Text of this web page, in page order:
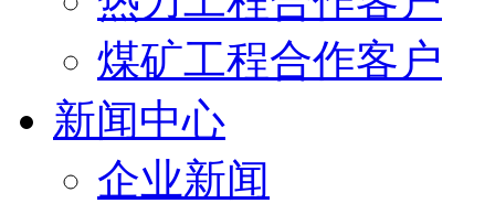
煤矿工程合作客户
新闻中心
企业新闻